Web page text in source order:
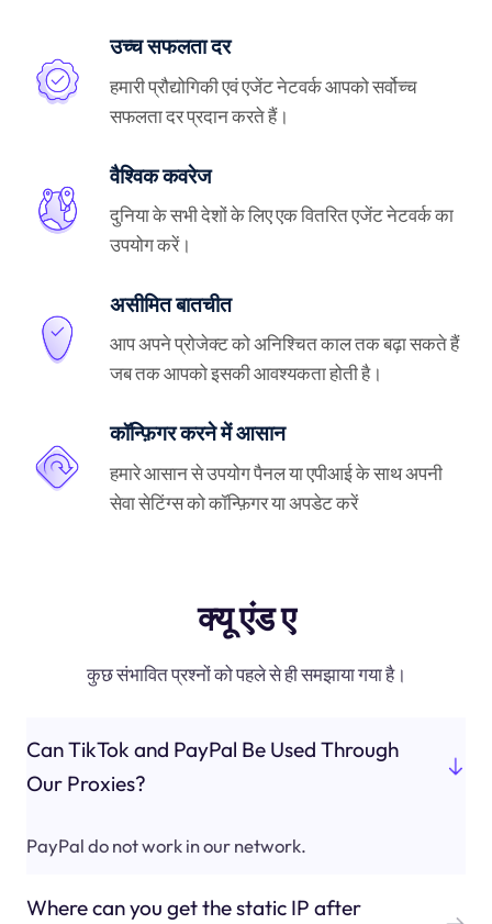
उच्च सफलता दर
हमारी प्रौद्योगिकी एवं एजेंट नेटवर्क आपको सर्वोच्च
सफलता दर प्रदान करते हैं।
वैश्विक कवरेज
दुनिया के सभी देशों के लिए एक वितरित एजेंट नेटवर्क का
उपयोग करें।
असीमित बातचीत
आप अपने प्रोजेक्ट को अनिश्चित काल तक बढ़ा सकते हैं
जब तक आपको इसकी आवश्यकता होती है।
कॉन्फ़िगर करने में आसान
हमारे आसान से उपयोग पैनल या एपीआई के साथ अपनी
सेवा सेटिंग्स को कॉन्फ़िगर या अपडेट करें
क्यू एंड ए
कुछ संभावित प्रश्नों को पहले से ही समझाया गया है।
Can TikTok and PayPal Be Used Through
Our Proxies?
PayPal do not work in our network.
Where can you get the static IP after